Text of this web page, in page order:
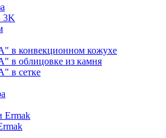
3K
в конвекционном кожухе
в облицовке из камня
в сетке
Ermak